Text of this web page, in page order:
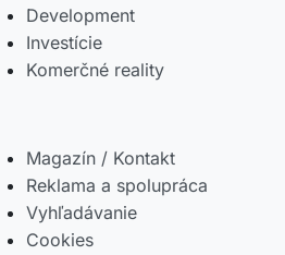
Development
Investície
Komerčné reality
Magazín / Kontakt
Reklama a spolupráca
Vyhľadávanie
Cookies